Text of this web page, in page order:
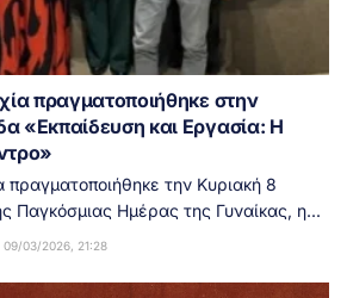
πραγματοποιήθηκε στην
«Εκπαίδευση και Εργασία: Η
πραγματοποιήθηκε την Κυριακή 8
Παγκόσμιας Ημέρας της Γυναίκας, η...
09/03/2026, 21:28